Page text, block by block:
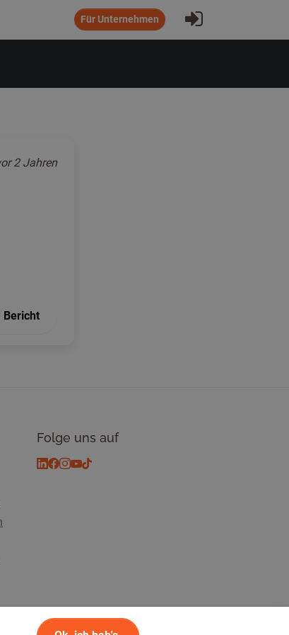
Für Unternehmen Eintragen
2 Jahren
Bericht
Folge uns auf